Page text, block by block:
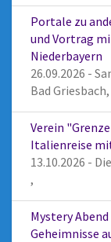
Portale zu
und Vortrag
Niederbayern
26.09.2026 -
Bad
Verein
Italienreise
13.10.2026 -
,
Mystery
Geheimnisse